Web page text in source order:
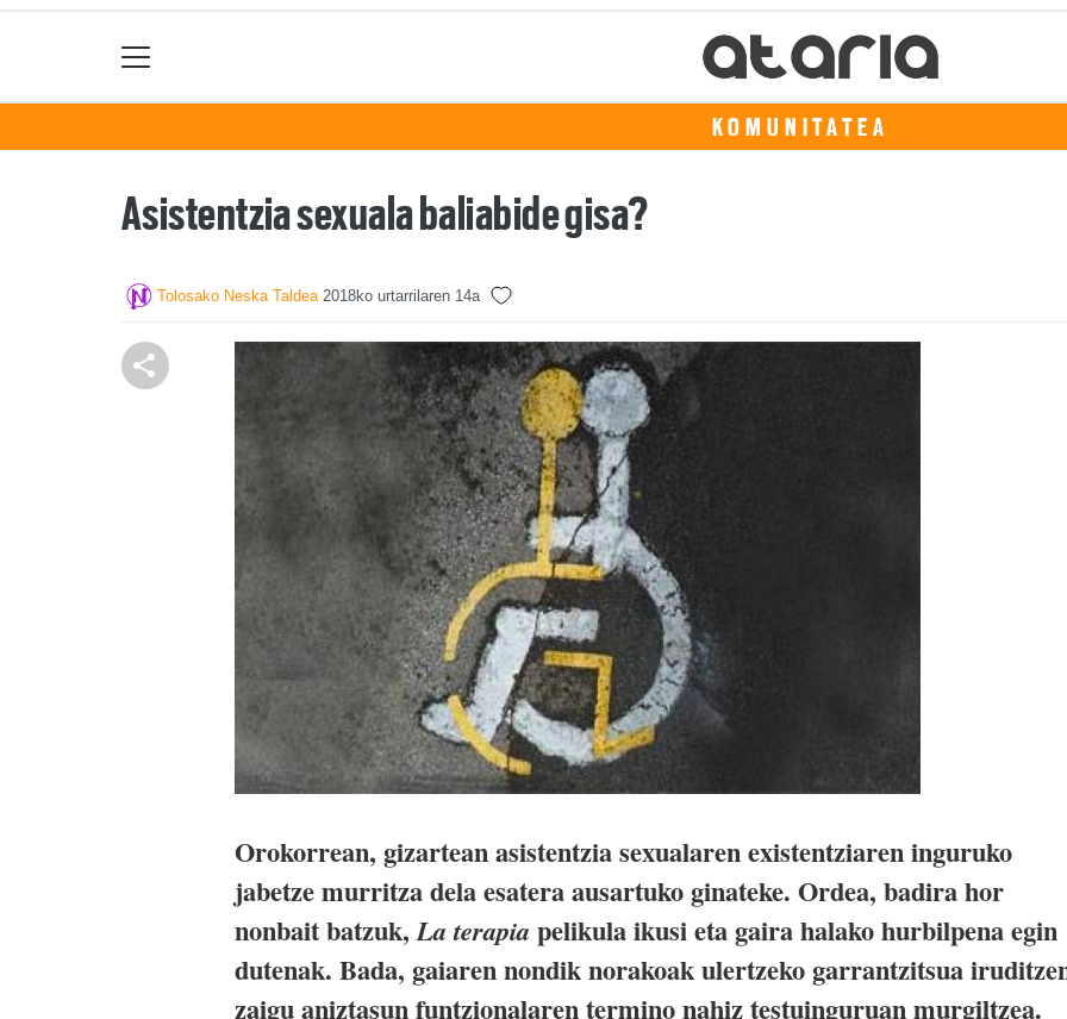
KOMUNITATEA
Asistentzia sexuala baliabide gisa?
Tolosako Neska Taldea 2018ko urtarrilaren 14a
Orokorrean, gizartean asistentzia sexualaren existentziaren inguruko
jabetze murritza dela esatera ausartuko ginateke. Ordea, badira hor
nonbait batzuk,La terapia pelikula ikusi eta gaira halako hurbilpena egin
dutenak. Bada, gaiaren nondik norakoak ulertzeko garrantzitsua
zaigu aniztasun funtzionalaren termino nahiz testuinguruan murgiltzea.